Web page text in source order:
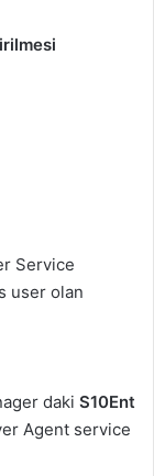
Service
user olan
daki S10Ent
Agent service